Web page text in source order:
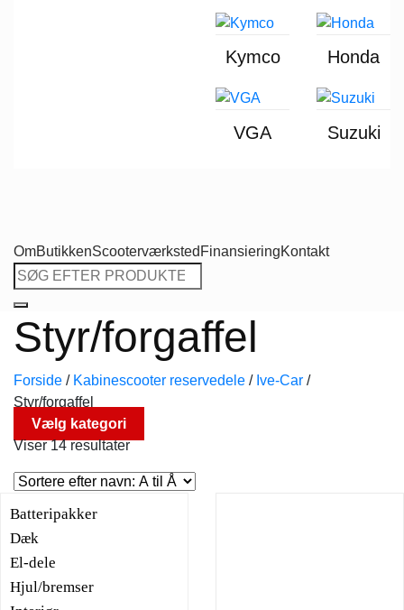
Kymco Honda
VGA Suzuki
OmButikkenScooterværksted FinansieringKontakt
Søg
efter:
Styr/forgaffel
Forside / Kabinescooter reservedele / Ive-Car /
Styr/forgaffel
Vælg kategori
Viser 14 resultater
Batteripakker
Dæk
El-dele
Hjul/bremser